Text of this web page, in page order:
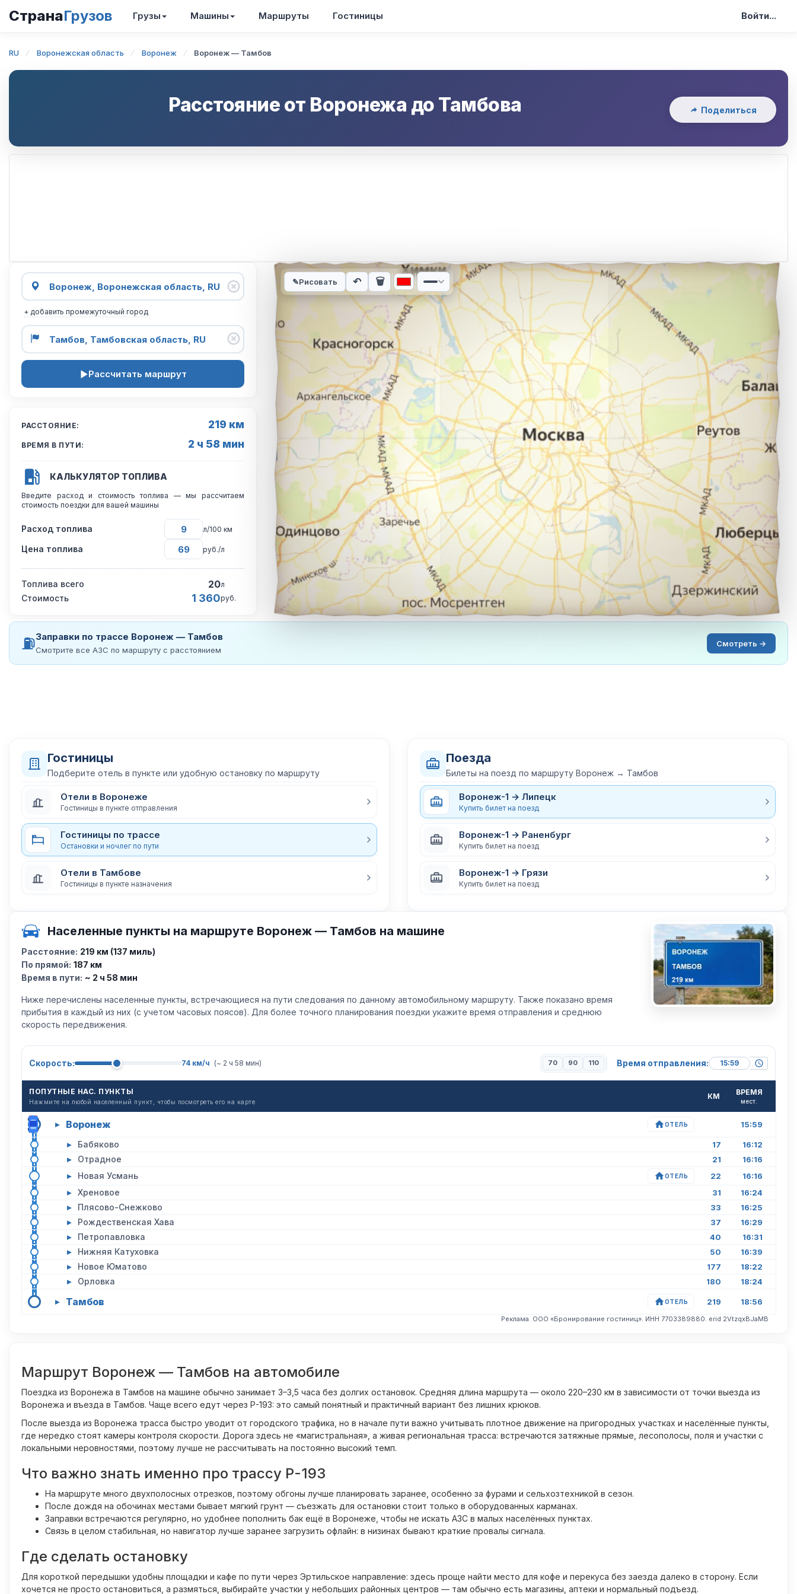
СтранаГрузов Грузы Машины Маршруты Гостиницы Войти...
RU Воронежская область Воронеж Воронеж — Тамбов
Расстояние от Воронежа до Тамбова Поделиться
+ добавить промежуточный город
Рассчитать маршрут
РАССТОЯНИЕ: 219 км
ВРЕМЯ В ПУТИ: 2 ч 58 мин
КАЛЬКУЛЯТОР ТОПЛИВА
Введите расход и стоимость топлива — мы рассчитаем
стоимость поездки для вашей машины
Расход топлива л/100 км
Цена топлива руб./л
Топлива всего 20л
Стоимость 1 360руб.
Интерактивная карта автомобильного маршрута из города Воронеж в город Тамбов.
✎Рисовать ↶ 🗑
⛽Заправки по трассе Воронеж — Тамбов
Смотрите все АЗС по маршруту с расстоянием
Смотреть →
Гостиницы
Подберите отель в пункте или удобную остановку по маршруту
Отели в Воронеже
Гостиницы в пункте отправления
Гостиницы по трассе
Остановки и ночлег по пути
Отели в Тамбове
Гостиницы в пункте назначения
Поезда
Билеты на поезд по маршруту Воронеж → Тамбов
Воронеж-1 → Липецк
Купить билет на поезд
Воронеж-1 → Раненбург
Купить билет на поезд
Воронеж-1 → Грязи
Купить билет на поезд
Населенные пункты на маршруте Воронеж — Тамбов на машине
Расстояние: 219 км (137 миль)
По прямой: 187 км
Время в пути: ~ 2 ч 58 мин
Ниже перечислены населенные пункты, встречающиеся на пути следования по данному автомобильному маршруту. Также показано время
прибытия в каждый из них (с учетом часовых поясов). Для более точного планирования поездки укажите время отправления и среднюю
скорость передвижения.
Скорость: 74 км/ч (~ 2 ч 58 мин) 70 90 110 Время отправления:
ПОПУТНЫЕ НАС. ПУНКТЫ
Нажмите на любой населенный пункт, чтобы посмотреть его на карте
КМ ВРЕМЯ
мест.
▸ Воронеж ОТЕЛЬ 15:59
▸ Бабяково 17 16:12
▸ Отрадное 21 16:16
▸ Новая Усмань ОТЕЛЬ 22 16:16
▸ Хреновое 31 16:24
▸ Плясово-Снежково 33 16:25
▸ Рождественская Хава 37 16:29
▸ Петропавловка 40 16:31
▸ Нижняя Катуховка 50 16:39
▸ Новое Юматово 177 18:22
▸ Орловка 180 18:24
▸ Тамбов ОТЕЛЬ 219 18:56
Реклама. ООО «Бронирование гостиниц». ИНН 7703389880. erid 2VtzqxBJaMB
Маршрут Воронеж — Тамбов на автомобиле
Поездка из Воронежа в Тамбов на машине обычно занимает 3–3,5 часа без долгих остановок. Средняя длина маршрута — около 220–230 км в зависимости от точки выезда из
Воронежа и въезда в Тамбов. Чаще всего едут через Р-193: это самый понятный и практичный вариант без лишних крюков.
После выезда из Воронежа трасса быстро уводит от городского трафика, но в начале пути важно учитывать плотное движение на пригородных участках и населённые пункты,
где нередко стоят камеры контроля скорости. Дорога здесь не «магистральная», а живая региональная трасса: встречаются затяжные прямые, лесополосы, поля и участки с
локальными неровностями, поэтому лучше не рассчитывать на постоянно высокий темп.
Что важно знать именно про трассу Р-193
На маршруте много двухполосных отрезков, поэтому обгоны лучше планировать заранее, особенно за фурами и сельхозтехникой в сезон.
После дождя на обочинах местами бывает мягкий грунт — съезжать для остановки стоит только в оборудованных карманах.
Заправки встречаются регулярно, но удобнее пополнить бак ещё в Воронеже, чтобы не искать АЗС в малых населённых пунктах.
Связь в целом стабильная, но навигатор лучше заранее загрузить офлайн: в низинах бывают краткие провалы сигнала.
Где сделать остановку
Для короткой передышки удобны площадки и кафе по пути через Эртильское направление: здесь проще найти место для кофе и перекуса без заезда далеко в сторону. Если
хочется не просто остановиться, а размяться, выбирайте участки у небольших районных центров — там обычно есть магазины, аптеки и нормальный подъезд.